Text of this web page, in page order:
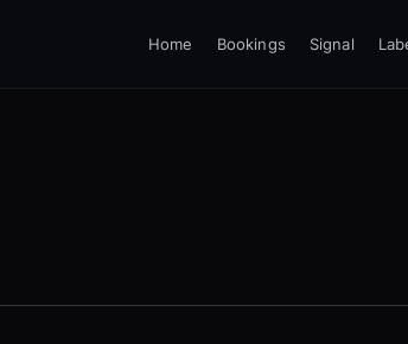
Home Bookings Signal